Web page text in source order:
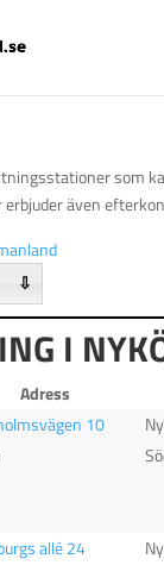
som
även
⇩
I
Adress
10
allé 24